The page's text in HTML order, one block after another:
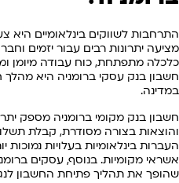
התרחבות לשווקים בינלאומיים היא
מציעה יתרונות רבים עבור יזמים
כלכלה מתפתחת, כוח עבודה מיומן
חשבון בנק עסקי ברומניה היא
במדינה.
חשבון בנק מקומי ברומניה מספק
והוצאות בצורה מסודרת, קבלת
העברות בינלאומיות בעלויות נמוכות
אשראי מקומיות. בנוסף, עסקים
שהופך את תהליך פתיחת החשבון